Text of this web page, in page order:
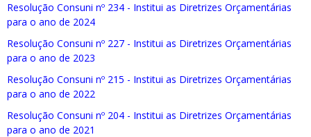
Resolução Consuni nº 234 - Institui as Diretrizes Orçamentárias
para o ano de 2024
Resolução Consuni nº 227 - Institui as Diretrizes Orçamentárias
para o ano de 2023
Resolução Consuni nº 215 - Institui as Diretrizes Orçamentárias
para o ano de 2022
Resolução Consuni nº 204 - Institui as Diretrizes Orçamentárias
para o ano de 2021